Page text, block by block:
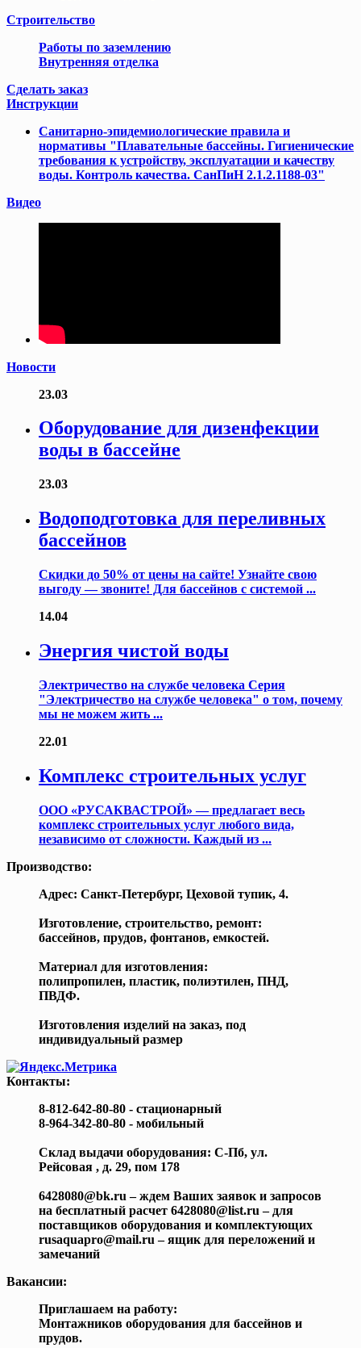
Cтроительство
Работы по заземлению
Внутренняя отделка
Сделать заказ
Инструкции
Cанитарно-эпидемиологические правила и
нормативы "Плавательные бассейны. Гигиенические
требования к устройству, эксплуатации и качеству
воды. Контроль качества. СанПиН 2.1.2.1188-03"
Видео
Новости
23.03
Оборудование для дизенфекции
воды в бассейне
23.03
Водоподготовка для переливных
бассейнов
Скидки до 50% от цены на сайте! Узнайте свою
выгоду — звоните! Для бассейнов с системой ...
14.04
Энергия чистой воды
Электричество на службе человека Серия
"Электричество на службе человека" о том, почему
мы не можем жить ...
22.01
Комплекс строительных услуг
ООО «РУСАКВАСТРОЙ» — предлагает весь
комплекс строительных услуг любого вида,
независимо от сложности. Каждый из ...
Производство:
Адрес: Санкт-Петербург, Цеховой тупик, 4.
Изготовление, строительство, ремонт:
бассейнов, прудов, фонтанов, емкостей.
Материал для изготовления:
полипропилен, пластик, полиэтилен, ПНД,
ПВДФ.
Изготовления изделий на заказ, под
индивидуальный размер
Контакты:
8-812-642-80-80 - стационарный
8-964-342-80-80 - мобильный
Склад выдачи оборудования: С-Пб, ул.
Рейсовая , д. 29, пом 178
6428080@bk.ru – ждем Ваших заявок и запросов
на бесплатный расчет 6428080@list.ru – для
поставщиков оборудования и комплектующих
rusaquapro@mail.ru – ящик для переложений и
замечаний
Вакансии:
Приглашаем на работу:
Монтажников оборудования для бассейнов и
прудов.